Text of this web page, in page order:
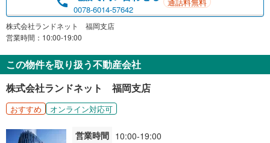
0078-6014-57642
株式会社ランドネット 福岡支店
営業時間：10:00-19:00
この物件を取り扱う不動産会社
株式会社ランドネット 福岡支店
おすすめ オンライン対応可
営業時間 10:00-19:00